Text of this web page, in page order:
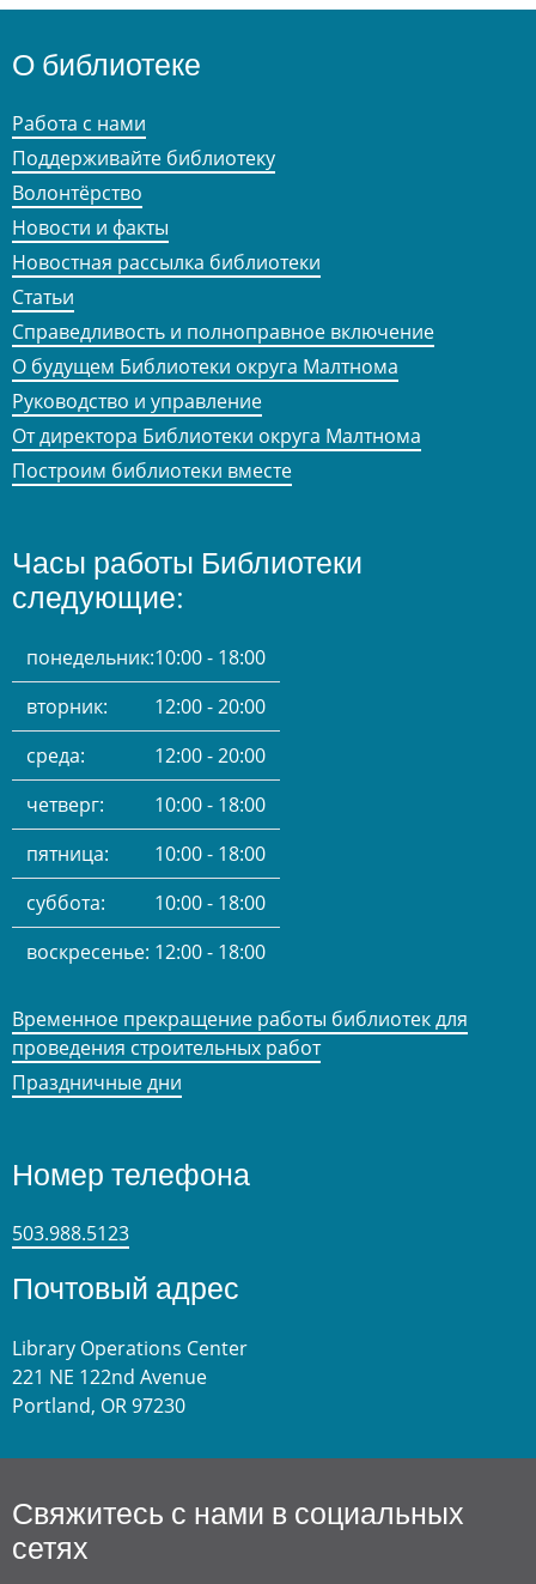
О библиотеке
Работа с нами
Поддерживайте библиотеку
Волонтёрство
Новости и факты
Новостная рассылка библиотеки
Статьи
Справедливость и полноправное включение
О будущем Библиотеки округа Малтнома
Руководство и управление
От директора Библиотеки округа Малтнома
Построим библиотеки вместе
Часы работы Библиотеки
следующие:
понедельник:10:00 - 18:00
вторник:
12:00 - 20:00
среда:
12:00 - 20:00
четверг:
10:00 - 18:00
пятница:
10:00 - 18:00
суббота:
10:00 - 18:00
воскресенье: 12:00 - 18:00
Временное прекращение работы библиотек для
проведения строительных работ
Праздничные дни
Номер телефона
503.988.5123
Почтовый адрес
Library Operations Center
221 NE 122nd Avenue
Portland, OR 97230
Свяжитесь с нами в социальных
сетях